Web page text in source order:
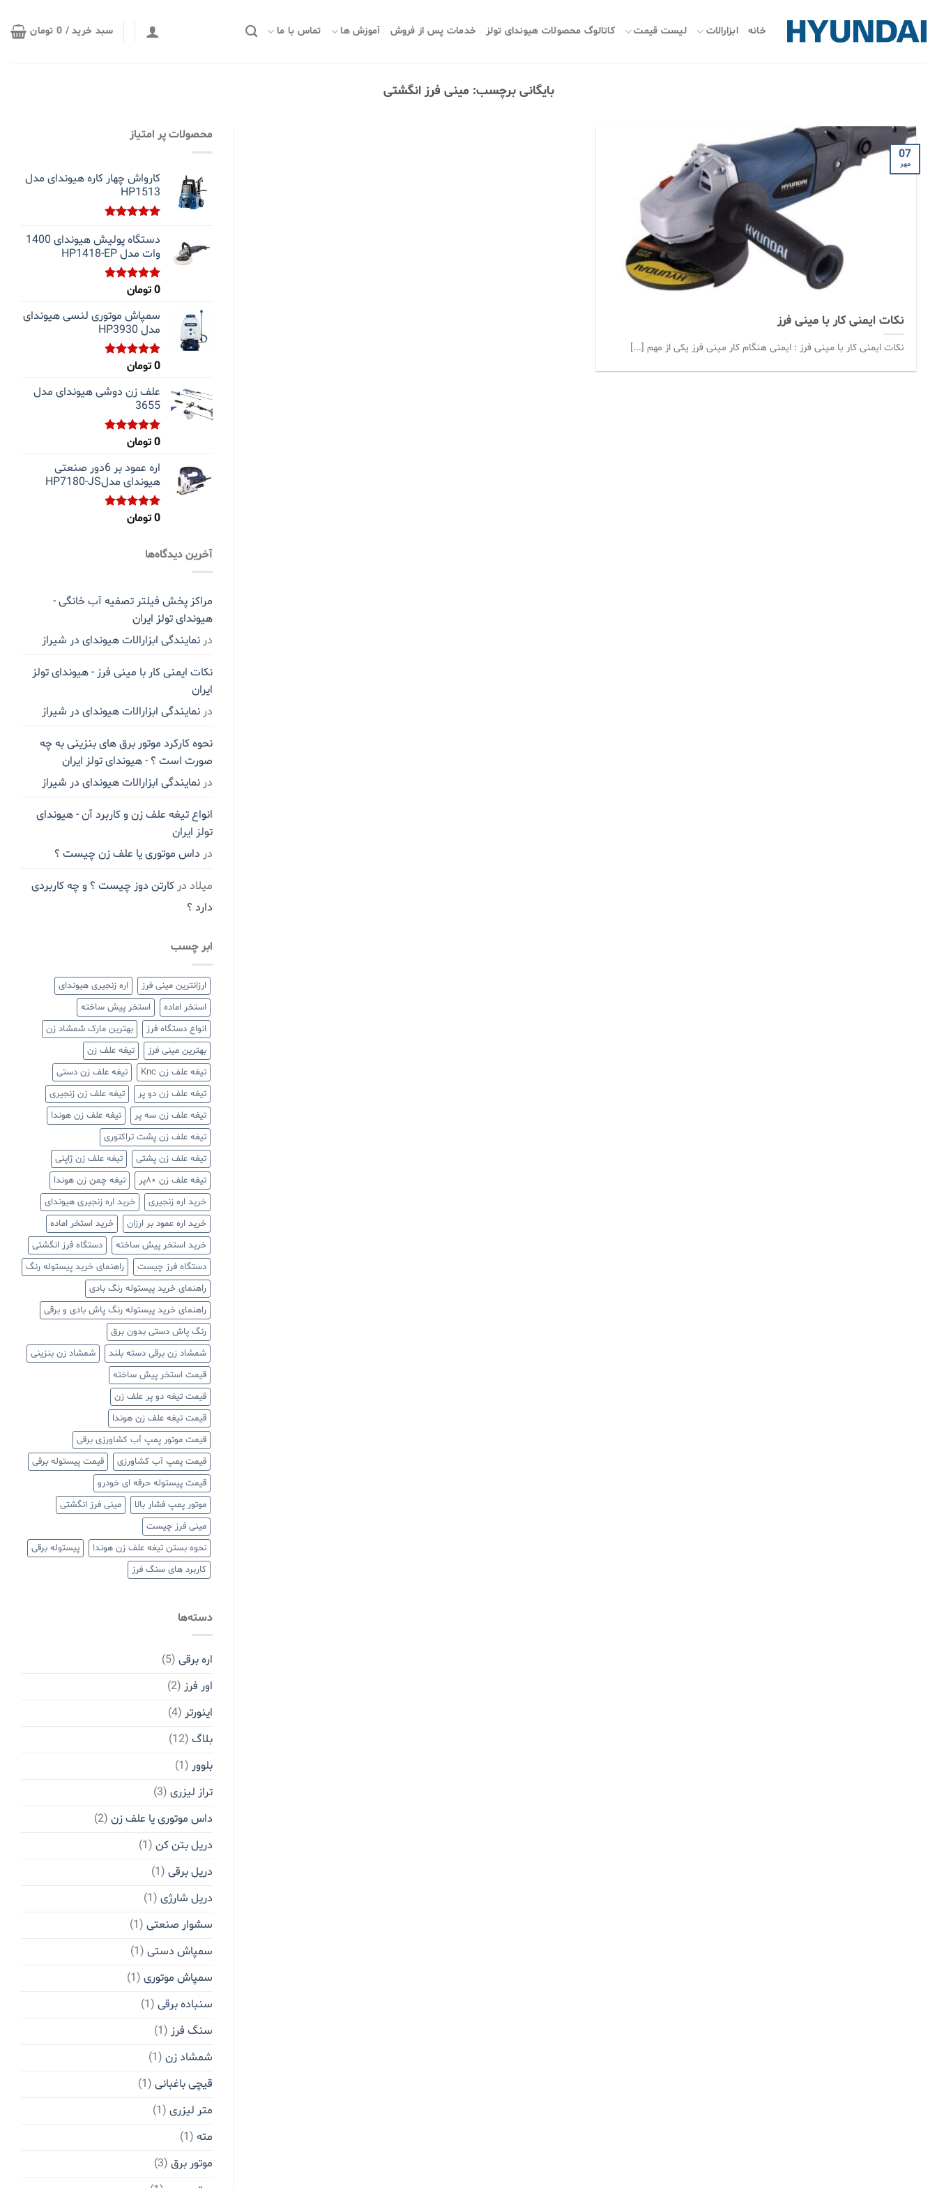
محتوا
بروید
خانه ابزارالات لیست قیمت کاتالوگ محصولات هیوندای تولز خدمات پس از فروش آموزش ها تماس با ما سبد خرید / 0 تومان
بایگانی برچسب:مینی فرز انگشتی
نکات ایمنی کار با مینی فرز
نکات ایمنی کار با مینی فرز : ایمنی هنگام کار مینی فرز یکی از مهم [...]
07
مهر
محصولات پر امتیاز
کارواش چهار کاره هیوندای مدل
HP1513
از 5
دستگاه پولیش هیوندای 1400
وات مدل HP1418-EP
نمره5.00
0تومان
سمپاش موتوری لنسی هیوندای
مدل HP3930
نمره5.00
0تومان
علف زن دوشی هیوندای مدل
3655
نمره5.00
0تومان
اره عمود بر 6دور صنعتی
هیوندای مدلHP7180-JS
نمره5.00
0تومان
آخرین دیدگاه‌ها
مراکز پخش فیلتر تصفیه آب خانگی -
هیوندای تولز ایران
در نمایندگی ابزارالات هیوندای در شیراز
نکات ایمنی کار با مینی فرز - هیوندای تولز
ایران
در نمایندگی ابزارالات هیوندای در شیراز
نحوه کارکرد موتور برق های بنزینی به چه
صورت است ؟ - هیوندای تولز ایران
در نمایندگی ابزارالات هیوندای در شیراز
انواع تیغه علف زن و کاربرد آن - هیوندای
تولز ایران
در داس موتوری یا علف زن چیست ؟
میلاد در کارتن دوز چیست ؟ و چه کاربردی
دارد ؟
ابر چسب
ارزانترین مینی فرز
اره زنجیری هیوندای
استخر اماده
استخر پیش ساخته
انواع دستگاه فرز
بهترین مارک شمشاد زن
بهترین مینی فرز
تیغه علف زن
تیغه علف زن Knc
تیغه علف زن دستی
تیغه علف زن دو پر
تیغه علف زن زنجیری
تیغه علف زن سه پر
تیغه علف زن هوندا
تیغه علف زن پشت تراکتوری
تیغه علف زن پشتی
تیغه علف زن ژاپنی
تیغه علف زن ۸۰پر
تیغه چمن زن هوندا
خرید اره زنجیری
خرید اره زنجیری هیوندای
خرید اره عمود بر ارزان
خرید استخر اماده
خرید استخر پیش ساخته
دستگاه فرز انگشتی
دستگاه فرز چیست
راهنمای خرید پیستوله رنگ
راهنمای خرید پیستوله رنگ بادی
راهنمای خرید پیستوله رنگ پاش بادی و برقی
رنگ پاش دستی بدون برق
شمشاد زن برقی دسته بلند
شمشاد زن بنزینی
قیمت استخر پیش ساخته
قیمت تیغه دو پر علف زن
قیمت تیغه علف زن هوندا
قیمت موتور پمپ آب کشاورزی برقی
قیمت پمپ آب کشاورزی
قیمت پیستوله برقی
قیمت پیستوله حرفه ای خودرو
موتور پمپ فشار بالا
مینی فرز انگشتی
مینی فرز چیست
نحوه بستن تیغه علف زن هوندا
پیستوله برقی
کاربرد های سنگ فرز
دسته‌ها
اره برقی (5)
اور فرز (2)
اینورتر (4)
بلاگ (12)
بلوور (1)
تراز لیزری (3)
داس موتوری یا علف زن (2)
دریل بتن کن (1)
دریل برقی (1)
دریل شارژی (1)
سشوار صنعتی (1)
سمپاش دستی (1)
سمپاش موتوری (1)
سنباده برقی (1)
سنگ فرز (1)
شمشاد زن (1)
قیچی باغبانی (1)
متر لیزری (1)
مته (1)
موتور برق (3)